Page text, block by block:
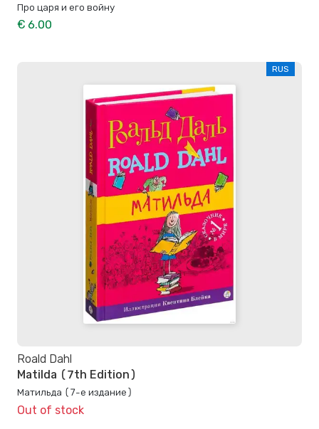
Про царя и его войну
€ 6.00
RUS
Roald Dahl
Matilda (7th Edition)
Матильда (7-е издание)
Out of stock